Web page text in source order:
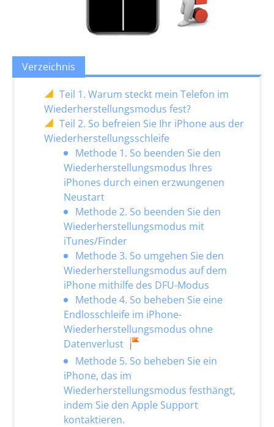
Verzeichnis
Teil 1. Warum steckt mein Telefon im
Wiederherstellungsmodus fest?
Teil 2. So befreien Sie Ihr iPhone aus der
Wiederherstellungsschleife
Methode 1. So beenden Sie den
Wiederherstellungsmodus Ihres
iPhones durch einen erzwungenen
Neustart
Methode 2. So beenden Sie den
Wiederherstellungsmodus mit
iTunes/Finder
Methode 3. So umgehen Sie den
Wiederherstellungsmodus auf dem
iPhone mithilfe des DFU-Modus
Methode 4. So beheben Sie eine
Endlosschleife im iPhone-
Wiederherstellungsmodus ohne
Datenverlust
Methode 5. So beheben Sie ein
iPhone, das im
Wiederherstellungsmodus festhängt,
indem Sie den Apple Support
kontaktieren.